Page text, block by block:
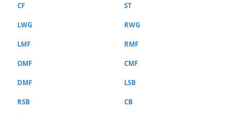
CF ST
LWG RWG
LMF RMF
OMF CMF
DMF LSB
RSB CB